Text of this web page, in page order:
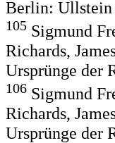
Berlin: Ullstein
105 Sigmund
Richards,
Ursprünge der
106 Sigmund
Richards,
Ursprünge der